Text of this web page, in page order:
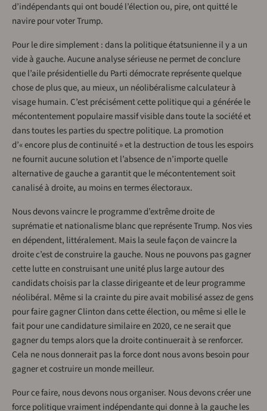
d’indépendants qui ont boudé l’élection ou, pire, ont quitté le
navire pour voter Trump.
Pour le dire simplement : dans la politique étatsunienne il y a un
vide à gauche. Aucune analyse sérieuse ne permet de conclure
que l’aile présidentielle du Parti démocrate représente quelque
chose de plus que, au mieux, un néolibéralisme calculateur à
visage humain. C’est précisément cette politique qui a générée le
mécontentement populaire massif visible dans toute la société et
dans toutes les parties du spectre politique. La promotion
d’« encore plus de continuité » et la destruction de tous les espoirs
ne fournit aucune solution et l’absence de n’importe quelle
alternative de gauche a garantit que le mécontentement soit
canalisé à droite, au moins en termes électoraux.
Nous devons vaincre le programme d’extrême droite de
suprématie et nationalisme blanc que représente Trump. Nos vies
en dépendent, littéralement. Mais la seule façon de vaincre la
droite c’est de construire la gauche. Nous ne pouvons pas gagner
cette lutte en construisant une unité plus large autour des
candidats choisis par la classe dirigeante et de leur programme
néolibéral. Même si la crainte du pire avait mobilisé assez de gens
pour faire gagner Clinton dans cette élection, ou même si elle le
fait pour une candidature similaire en 2020, ce ne serait que
gagner du temps alors que la droite continuerait à se renforcer.
Cela ne nous donnerait pas la force dont nous avons besoin pour
gagner et costruire un monde meilleur.
Pour ce faire, nous devons nous organiser. Nous devons créer une
force politique vraiment indépendante qui donne à la gauche les